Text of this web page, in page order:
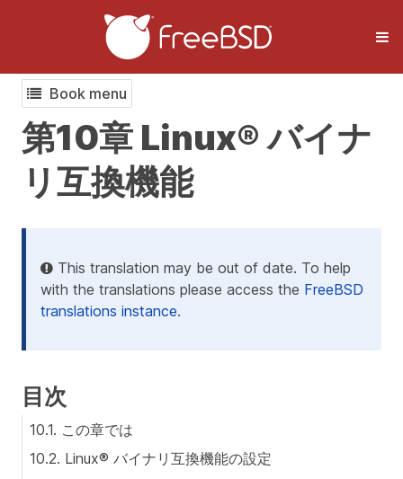
Book menu
第10章 Linux® バイナ
リ互換機能
This translation may be out of date. To help
with the translations please access the FreeBSD
translations instance.
目次
10.1. この章では
10.2. Linux® バイナリ互換機能の設定